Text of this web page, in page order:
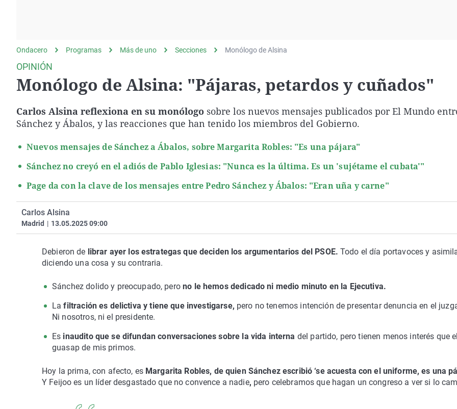
Operación Viuda
Negra
Navarra
Ondacero Programas Más de uno Secciones Monólogo de Alsina
OPINIÓN
Monólogo de Alsina: "Pájaras, petardos y cuñados"
Carlos Alsina reflexiona en su monólogo sobre los nuevos mensajes publicados por El Mundo
Sánchez y Ábalos, y las reacciones que han tenido los miembros del Gobierno.
Nuevos mensajes de Sánchez a Ábalos, sobre Margarita Robles: "Es una pájara"
Sánchez no creyó en el adiós de Pablo Iglesias: "Nunca es la última. Es un 'sujétame el cubata'"
Page da con la clave de los mensajes entre Pedro Sánchez y Ábalos: "Eran uña y carne"
Carlos Alsina
Madrid | 13.05.2025 09:00
Debieron de librar ayer los estrategas que deciden los argumentarios del PSOE. Todo el día portavoces y
diciendo una cosa y su contraria.
Sánchez dolido y preocupado, perono le hemos dedicado ni medio minuto en la Ejecutiva.
La filtración es delictiva y tiene que investigarse, pero no tenemos intención de presentar denuncia en el
Ni nosotros, ni el presidente.
Es inaudito que se difundan conversaciones sobre la vida interna del partido, pero tienen menos interés que el
guasap de mis primos.
Hoy la prima, con afecto, esMargarita Robles, de quien Sánchez escribió ‘se acuesta con el uniforme, es una
Y Feijoo es un líder desgastado que no convence a nadie, pero celebramos que hagan un congreso a ver si lo